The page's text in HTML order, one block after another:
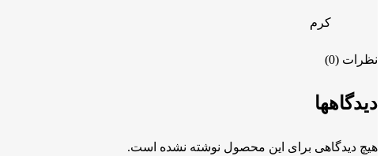
کرم
نظرات (0)
دیدگاهها
هیچ دیدگاهی برای این محصول نوشته نشده است.